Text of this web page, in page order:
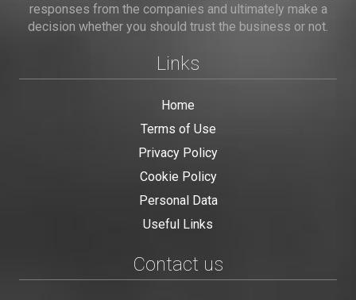
responses from the companies and ultimately make a
decision whether you should trust the business or not.
Links
Home
Terms of Use
Privacy Policy
Cookie Policy
Personal Data
Useful Links
Contact us